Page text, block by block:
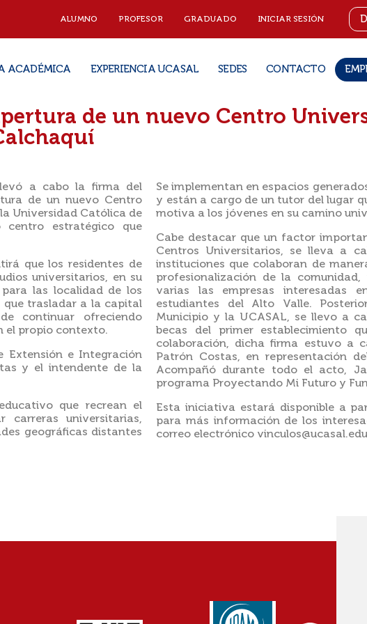
ALUMNO PROFESOR GRADUADO INICIAR SESIÓN
ACADÉMICA EXPERIENCIA UCASAL SEDES CONTACTO
de un nuevo Centro
a cabo la firma del
de un nuevo Centro
Universidad Católica de
estratégico que
que los residentes de
universitarios, en su
las localidad de los
que trasladar a la capital
continuar ofreciendo
el propio contexto.
Extensión e Integración
y el intendente de la
que recrean el
carreras universitarias,
geográficas distantes
Se implementan en espacios
y están a cargo de un tutor del lugar
motiva a los jóvenes en su camino
Cabe destacar que un factor
Centros Universitarios, se lleva a
instituciones que colaboran de
profesionalización de la
varias las empresas interesadas
estudiantes del Alto Valle.
Municipio y la UCASAL, se llevo a
becas del primer establecimiento
colaboración, dicha firma estuvo a
Patrón Costas, en representación
Acompañó durante todo el acto,
programa Proyectando Mi Futuro y
Esta iniciativa estará disponible a
para más información de los
correo electrónico